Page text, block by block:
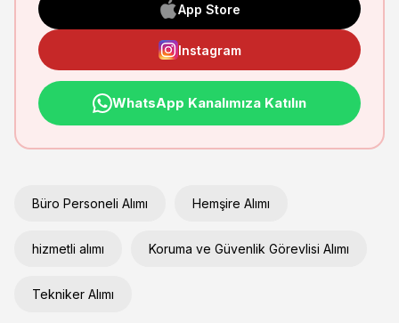
App Store
Instagram
WhatsApp Kanalımıza Katılın
Büro Personeli Alımı Hemşire Alımı
hizmetli alımı Koruma ve Güvenlik Görevlisi Alımı
Tekniker Alımı